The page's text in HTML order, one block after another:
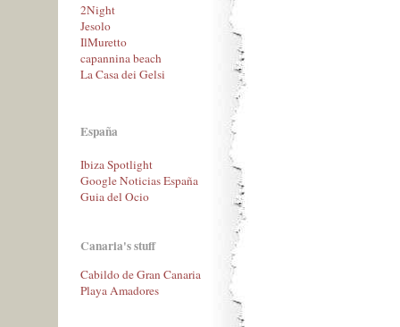
2Night
Jesolo
IlMuretto
capannina beach
La Casa dei Gelsi
España
Ibiza Spotlight
Google Noticias España
Guia del Ocio
Canaria's stuff
Cabildo de Gran Canaria
Playa Amadores